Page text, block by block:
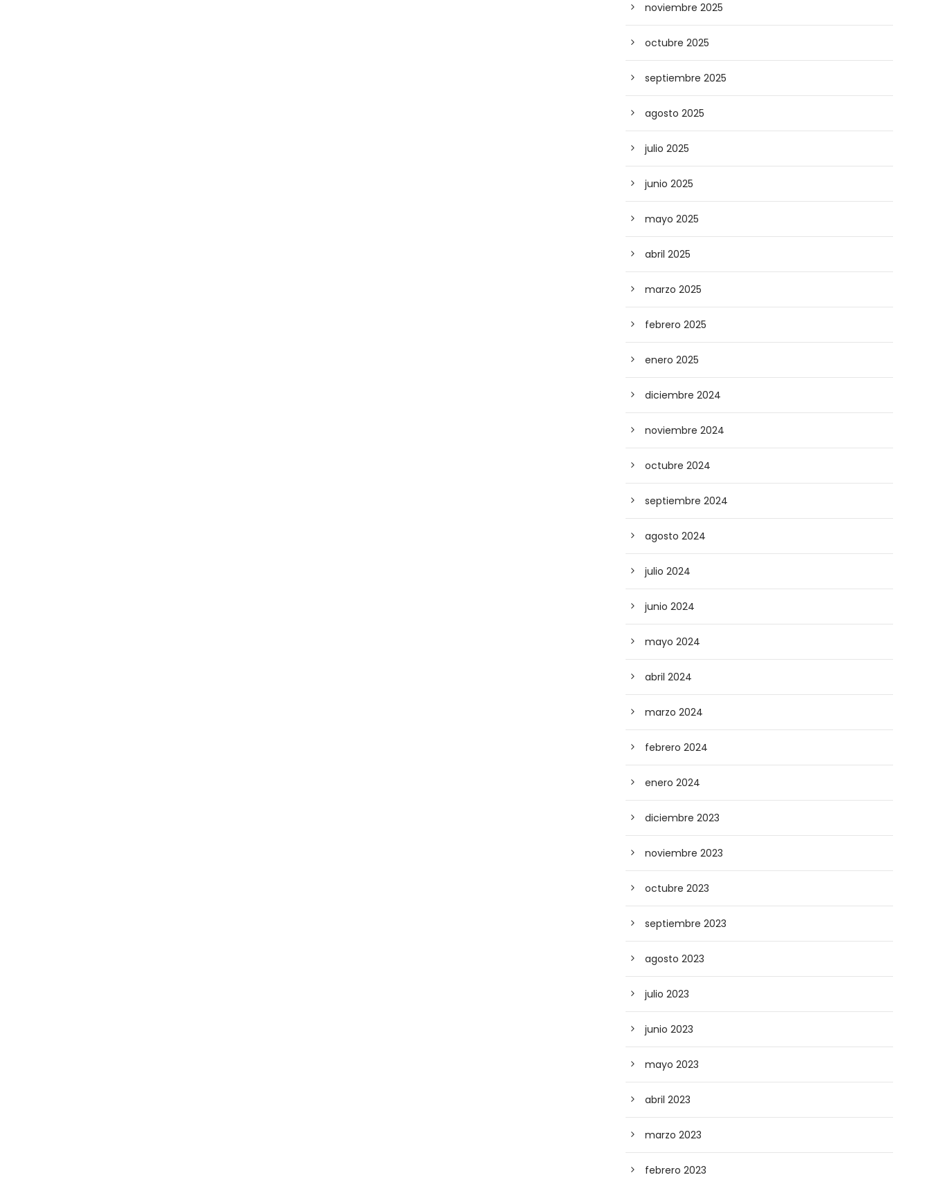
noviembre 2025
octubre 2025
septiembre 2025
agosto 2025
julio 2025
junio 2025
mayo 2025
abril 2025
marzo 2025
febrero 2025
enero 2025
diciembre 2024
noviembre 2024
octubre 2024
septiembre 2024
agosto 2024
julio 2024
junio 2024
mayo 2024
abril 2024
marzo 2024
febrero 2024
enero 2024
diciembre 2023
noviembre 2023
octubre 2023
septiembre 2023
agosto 2023
julio 2023
junio 2023
mayo 2023
abril 2023
marzo 2023
febrero 2023